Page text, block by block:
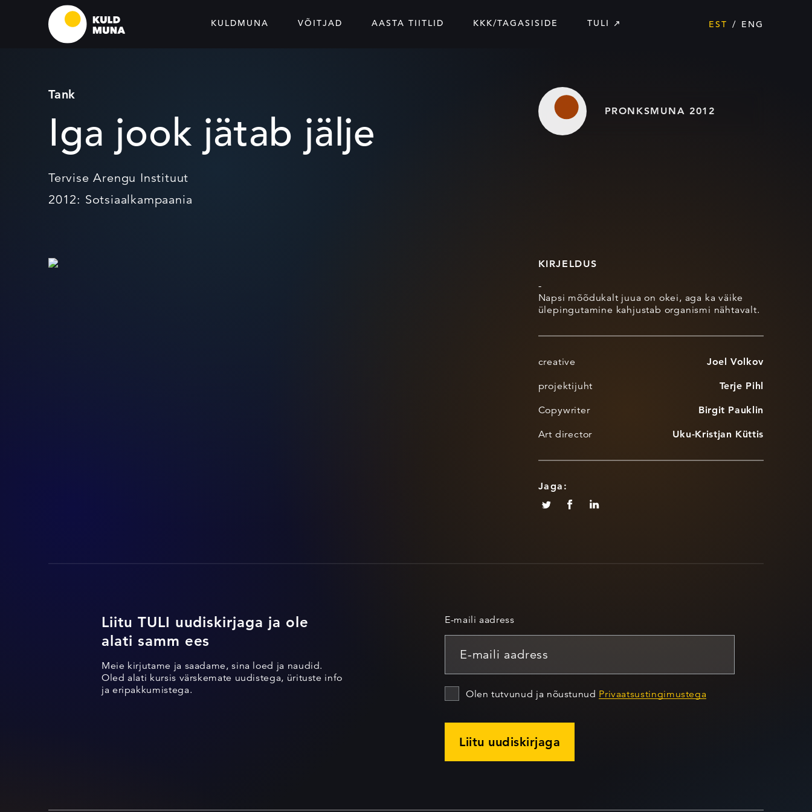
KULDMUNA VÕITJAD AASTA TIITLID KKK/TAGASISIDE TULI EST ENG
Tank
Iga jook jätab jälje
Tervise Arengu Instituut
2012: Sotsiaalkampaania
PRONKSMUNA 2012
KIRJELDUS
-
Napsi mõõdukalt juua on okei, aga ka väike
ülepingutamine kahjustab organismi nähtavalt.
creative Joel Volkov
projektijuht Terje Pihl
Copywriter Birgit Pauklin
Art director Uku-Kristjan Küttis
Jaga:
Liitu TULI uudiskirjaga ja ole
alati samm ees
Meie kirjutame ja saadame, sina loed ja naudid.
Oled alati kursis värskemate uudistega, ürituste info
ja eripakkumistega.
E-maili aadress
Olen tutvunud ja nõustunud Privaatsustingimustega
Liitu uudiskirjaga